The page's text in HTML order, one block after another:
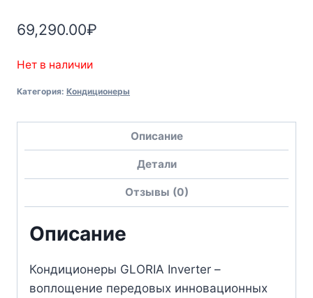
69,290.00₽
Нет в наличии
Категория: Кондиционеры
Описание
Детали
Отзывы (0)
Описание
Кондиционеры GLORIA Inverter –
воплощение передовых инновационных